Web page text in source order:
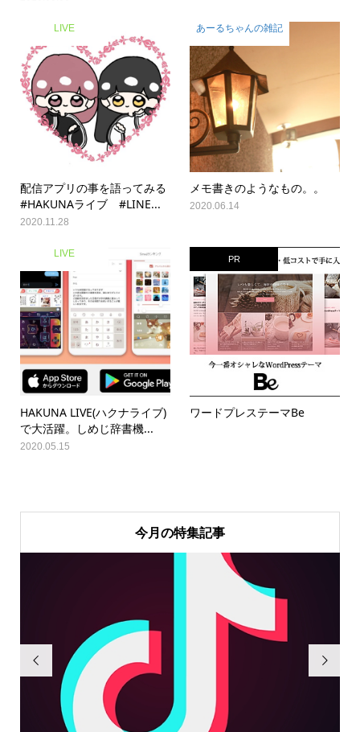
LIVE
配信アプリの事を語ってみる
#HAKUNAライブ #LINE...
2020.11.28
あーるちゃんの雑記
メモ書きのようなもの。。
2020.06.14
LIVE
HAKUNA LIVE(ハクナライブ)
で大活躍。しめじ辞書機...
2020.05.15
PR
ワードプレステーマBe
今月の特集記事
 